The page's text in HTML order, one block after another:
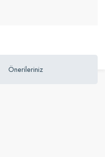
Önerileriniz